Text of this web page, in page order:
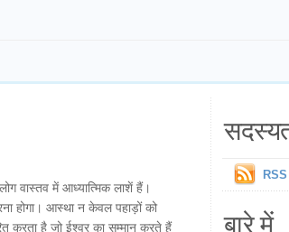
वास्तव में आध्यात्मिक लाशें हैं।
होगा। आस्था न केवल पहाड़ों को
करता है जो ईश्वर का सम्मान करते हैं
RSS
बारे में